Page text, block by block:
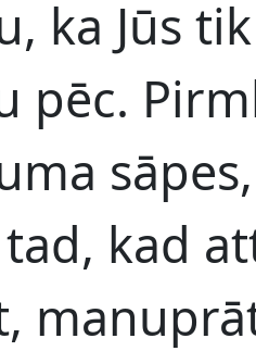
ka Jūs
pēc.
kad